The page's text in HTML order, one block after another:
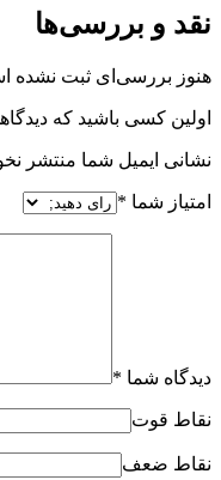
نقد و بررسی‌ها
هنوز بررسی‌ای ثبت نشده
اولین کسی باشید که
نشانی ایمیل شما منتشر
امتیاز شما *
دیدگاه شما *
نقاط قوت
نقاط ضعف